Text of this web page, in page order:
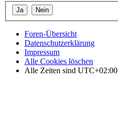
Foren-Übersicht
Datenschutzerklärung
Impressum
Alle Cookies löschen
Alle Zeiten sind UTC+02:00